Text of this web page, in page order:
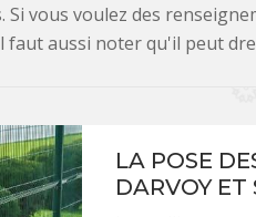
Si vous voulez des
faut aussi noter qu'il peut
LA POSE
DARVOY ET